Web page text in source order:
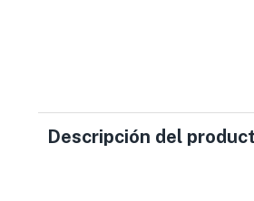
Descripción del